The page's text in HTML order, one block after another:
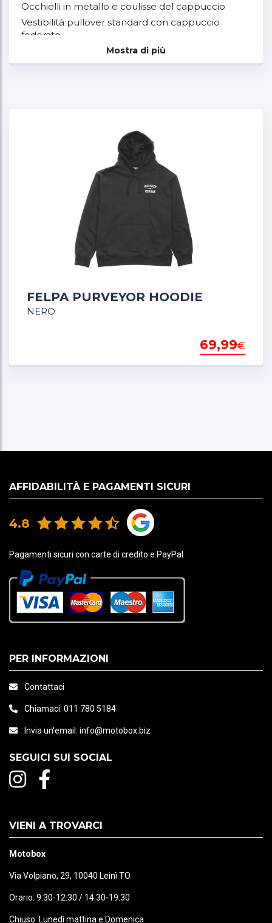
Occhielli in metallo e coulisse del cappuccio
Vestibilità pullover standard con cappuccio
foderato
Plastisol Ink Grafica Serigrafata
Polsini delle maniche a costine e orlo in vita
Mostra di più
FELPA PURVEYOR HOODIE
NERO
69,99€
AFFIDABILITÀ E PAGAMENTI SICURI
4.8
Pagamenti sicuri con carte di credito e PayPal
PER INFORMAZIONI
Contattaci
Chiamaci: 011 780 5184
Invia un'email: info@motobox.biz
SEGUICI SUI SOCIAL
VIENI A TROVARCI
Motobox
Via Volpiano, 29, 10040 Leinì TO
Orario: 9:30-12:30 / 14:30-19:30
Chiuso: Lunedì mattina e Domenica